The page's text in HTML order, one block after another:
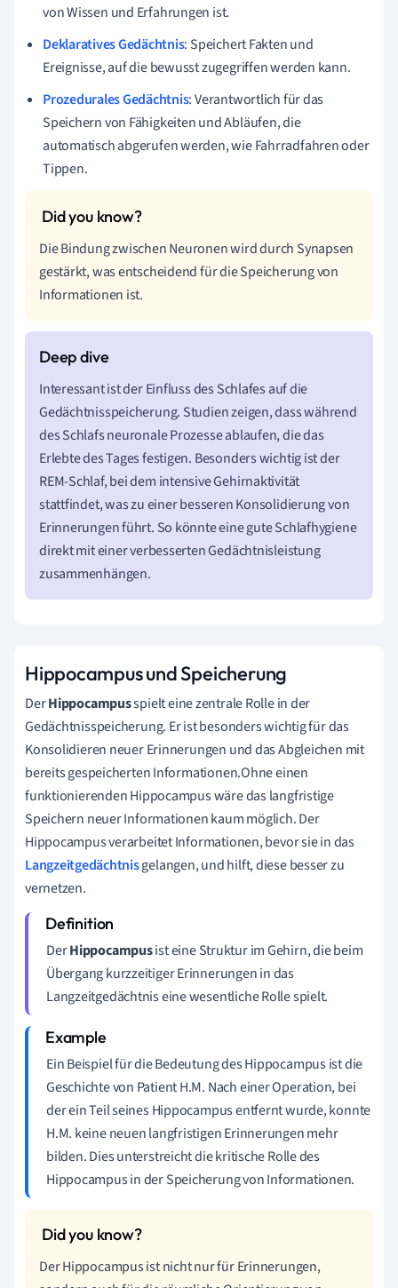
von Wissen und Erfahrungen ist.
Deklaratives Gedächtnis: Speichert Fakten und
Ereignisse, auf die bewusst zugegriffen werden kann.
Prozedurales Gedächtnis: Verantwortlich für das
Speichern von Fähigkeiten und Abläufen, die
automatisch abgerufen werden, wie Fahrradfahren oder
Tippen.
Die Bindung zwischen Neuronen wird durch Synapsen
gestärkt, was entscheidend für die Speicherung von
Informationen ist.
Interessant ist der Einfluss des Schlafes auf die
Gedächtnisspeicherung. Studien zeigen, dass während
des Schlafs neuronale Prozesse ablaufen, die das
Erlebte des Tages festigen. Besonders wichtig ist der
REM-Schlaf, bei dem intensive Gehirnaktivität
stattfindet, was zu einer besseren Konsolidierung von
Erinnerungen führt. So könnte eine gute Schlafhygiene
direkt mit einer verbesserten Gedächtnisleistung
zusammenhängen.
Hippocampus und Speicherung
DerHippocampusspielt eine zentrale Rolle in der
Gedächtnisspeicherung. Er ist besonders wichtig für das
Konsolidieren neuer Erinnerungen und das Abgleichen mit
bereits gespeicherten Informationen.Ohne einen
funktionierenden Hippocampus wäre das langfristige
Speichern neuer Informationen kaum möglich. Der
Hippocampus verarbeitet Informationen, bevor sie in das
Langzeitgedächtnisgelangen, und hilft, diese besser zu
vernetzen.
DerHippocampusist eine Struktur im Gehirn, die beim
Übergang kurzzeitiger Erinnerungen in das
Langzeitgedächtnis eine wesentliche Rolle spielt.
Ein Beispiel für die Bedeutung des Hippocampus ist die
Geschichte von Patient H.M. Nach einer Operation, bei
der ein Teil seines Hippocampus entfernt wurde, konnte
H.M. keine neuen langfristigen Erinnerungen mehr
bilden. Dies unterstreicht die kritische Rolle des
Hippocampus in der Speicherung von Informationen.
Der Hippocampus ist nicht nur für Erinnerungen,